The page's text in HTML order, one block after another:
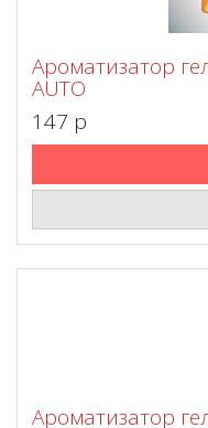
Ароматизатор
AUTO
147 p
Ароматизатор